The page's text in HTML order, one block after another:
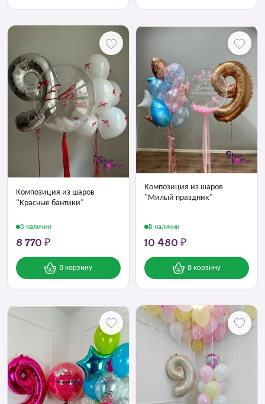
Композиция из шаров
"Красные бантики"
В наличии
8 770 ₽
В корзину
Композиция из шаров
"Милый праздник"
В наличии
10 480 ₽
В корзину